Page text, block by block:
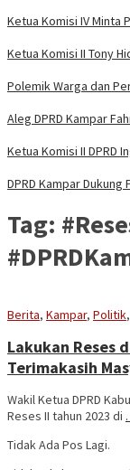
Ketua Komisi IV Minta
Ketua Komisi II Tony
Polemik Warga dan
Aleg DPRD Kampar
Ketua Komisi II DPRD
DPRD Kampar
Tag:
Berita, Kampar, Politik,
Lakukan Reses
Terimakasih
Wakil Ketua DPRD
Reses II tahun 2023 di
Tidak Ada Pos Lagi.